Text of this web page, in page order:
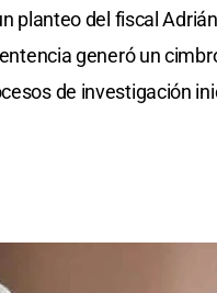
planteo del fiscal
generó un
de investigación